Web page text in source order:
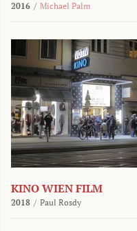
2016 / Michael Palm
KINO WIEN FILM
2018 / Paul Rosdy